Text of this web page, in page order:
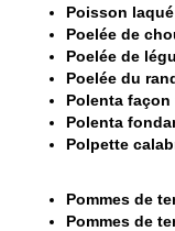
Poisson
Poelée de
Poelée de
Poelée du
Polenta façon
Polenta
Polpette
Pommes de
Pommes de